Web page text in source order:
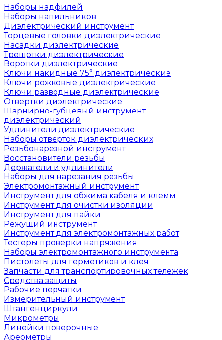
Наборы надфилей
Наборы напильников
Диэлектрический инструмент
Торцевые головки диэлектрические
Насадки диэлектрические
Трещотки диэлектрические
Воротки диэлектрические
Ключи накидные 75° диэлектрические
Ключи рожковые диэлектрические
Ключи разводные диэлектрические
Отвертки диэлектрические
Шарнирно-губцевый инструмент
диэлектрический
Удлинители диэлектрические
Наборы отверток диэлектрических
Резьбонарезной инструмент
Восстановители резьбы
Держатели и удлинители
Наборы для нарезания резьбы
Электромонтажный инструмент
Инструмент для обжима кабеля и клемм
Инструмент для очистки изоляции
Инструмент для пайки
Режущий инструмент
Инструмент для электромонтажных работ
Тестеры проверки напряжения
Наборы электромонтажного инструмента
Пистолеты для герметиков и клея
Запчасти для транспортировочных тележек
Средства защиты
Рабочие перчатки
Измерительный инструмент
Штангенциркули
Микрометры
Линейки поверочные
Ареометры